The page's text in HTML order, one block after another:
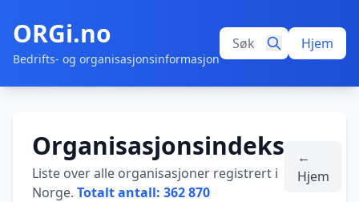
ORGi.no
Bedrifts- og organisasjonsinformasjon
Hjem
Organisasjonsindeks
Liste over alle organisasjoner registrert i
Norge. Totalt antall: 362 870
←
Hjem